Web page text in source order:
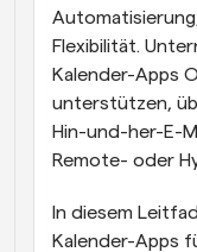
Flexibilität.
Kalender-Apps
unterstützen,
Hin-und-her-E-
Remote- oder
In diesem
Kalender-Apps